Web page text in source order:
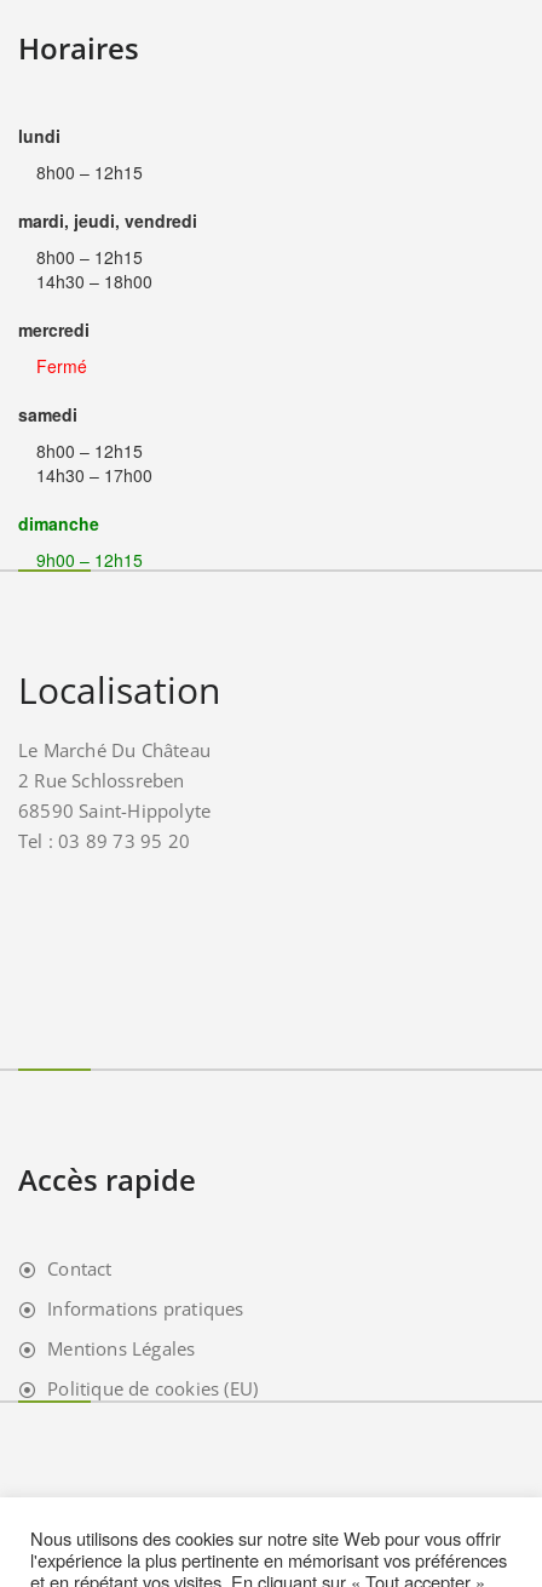
Horaires
lundi
8h00 – 12h15
mardi, jeudi, vendredi
8h00 – 12h15
14h30 – 18h00
mercredi
Fermé
samedi
8h00 – 12h15
14h30 – 17h00
dimanche
9h00 – 12h15
Localisation
Le Marché Du Château
2 Rue Schlossreben
68590 Saint-Hippolyte
Tel : 03 89 73 95 20
Accès rapide
Contact
Informations pratiques
Mentions Légales
Politique de cookies (EU)
Nous utilisons des cookies sur notre site Web pour vous offrir
l'expérience la plus pertinente en mémorisant vos préférences
et en répétant vos visites. En cliquant sur « Tout accepter »,